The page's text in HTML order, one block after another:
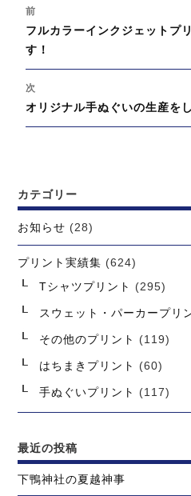
ー
稿
ナ
ビ
ゲ
ー
シ
ョ
前
過
去
の
投
稿:
フルカラーインクジェットプ
す！
次
次
の
オリジナル手ぬぐいの生産を
カテゴリー
お知らせ (28)
プリント実績集 (624)
Tシャツプリント
(295)
スウェット・パーカープリ
その他のプリント (119)
はちまきプリント (60)
手ぬぐいプリント (117)
最近の投稿
下鴨神社の夏越神事